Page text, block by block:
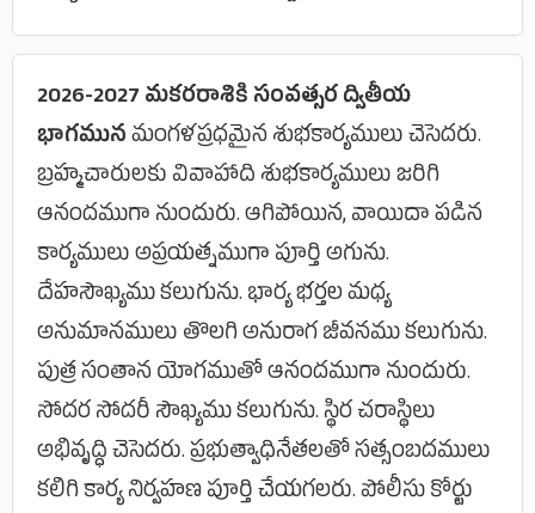
2026-2027 మకరరాశికి సంవత్సర ద్వితీయ
భాగమునమంగళప్రధమైన శుభకార్యములు చెసెదరు.
బ్రహ్మచారులకు వివాహాది శుభకార్యములు జరిగి
ఆనందముగా నుందురు. ఆగిపోయిన, వాయిదా పడిన
కార్యములు అప్రయత్నముగా పూర్తి అగును.
దేహసౌఖ్యము కలుగును. భార్య భర్తల మధ్య
అనుమానములు తొలగి అనురాగ జీవనము కలుగును.
పుత్ర సంతాన యోగముతో ఆనందముగా నుందురు.
సోదర సోదరీ సౌఖ్యము కలుగును. స్థిర చరాస్థిలు
అభివృద్ధి చెసెదరు. ప్రభుత్వాధినేతలతో సత్సంబదములు
కలిగి కార్య నిర్వహణ పూర్తి చేయగలరు. పోలీసు కోర్టు